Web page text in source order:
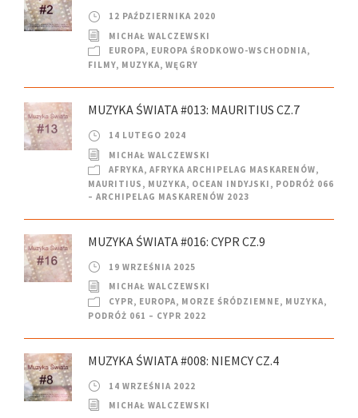
12 PAŹDZIERNIKA 2020
MICHAŁ WALCZEWSKI
EUROPA, EUROPA ŚRODKOWO-WSCHODNIA,
FILMY, MUZYKA, WĘGRY
MUZYKA ŚWIATA #013: MAURITIUS CZ.7
14 LUTEGO 2024
MICHAŁ WALCZEWSKI
AFRYKA, AFRYKA ARCHIPELAG MASKARENÓW,
MAURITIUS , MUZYKA, OCEAN INDYJSKI , PODRÓŻ 066
– ARCHIPELAG MASKARENÓW 2023
MUZYKA ŚWIATA #016: CYPR CZ.9
19 WRZEŚNIA 2025
MICHAŁ WALCZEWSKI
CYPR, EUROPA, MORZE ŚRÓDZIEMNE, MUZYKA,
PODRÓŻ 061 – CYPR 2022
MUZYKA ŚWIATA #008: NIEMCY CZ.4
14 WRZEŚNIA 2022
MICHAŁ WALCZEWSKI